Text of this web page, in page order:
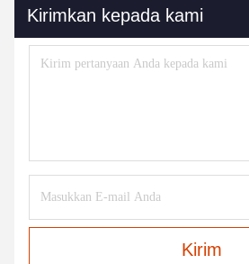
Kirimkan kepada kami
Kirim